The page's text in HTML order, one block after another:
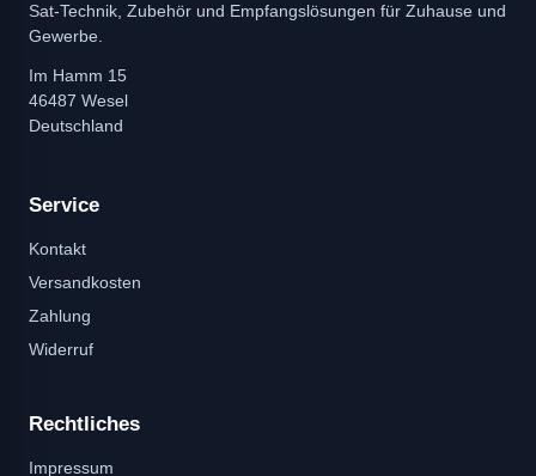
Sat-Technik, Zubehör und Empfangslösungen für Zuhause und
Gewerbe.
Im Hamm 15
46487 Wesel
Deutschland
Service
Kontakt
Versandkosten
Zahlung
Widerruf
Rechtliches
Impressum